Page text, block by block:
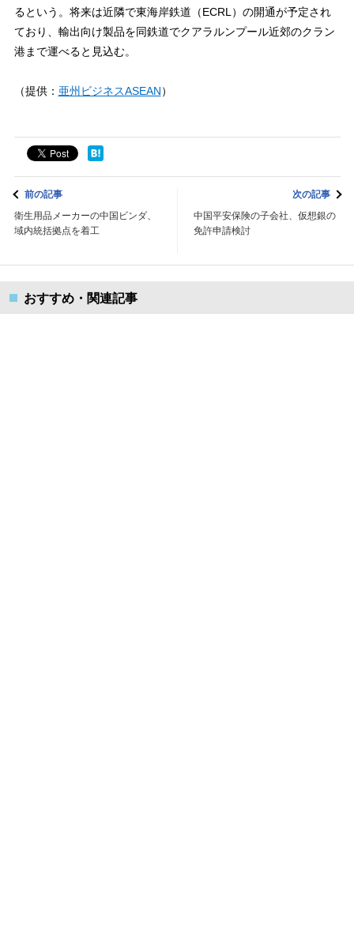
るという。将来は近隣で東海岸鉄道（ECRL）の開通が予定され
ており、輸出向け製品を同鉄道でクアラルンプール近郊のクラン
港まで運べると見込む。
（提供： 亜州ビジネスASEAN）
前の記事
衛生用品メーカーの中国ビンダ、
域内統括拠点を着工
次の記事
中国平安保険の子会社、仮想銀の
免許申請検討
おすすめ・関連記事